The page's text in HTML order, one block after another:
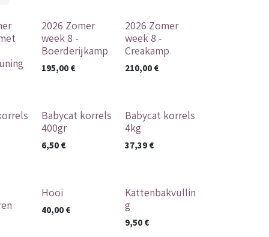
2026 Zomer
week 8 -
Boerderijkamp
195,00€
2026 Zomer
week 8 -
Creakamp
210,00€
Babycat korrels
400gr
6,50€
Babycat korrels
4kg
37,39€
Hooi
40,00€
Kattenbakvullin
g
9,50€